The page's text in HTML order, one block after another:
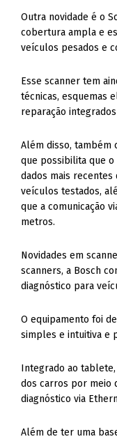
Outra novidade é o
cobertura ampla e
veículos pesados e
Esse scanner tem
técnicas, esquemas
reparação
Além disso, também
que possibilita que o
dados mais
veículos testados,
que a comunicação
metros.
Novidades em
scanners, a Bosch
diagnóstico para
O equipamento foi
simples e intuitiva e
Integrado ao tablete,
dos carros por meio
diagnóstico via
Além de ter uma